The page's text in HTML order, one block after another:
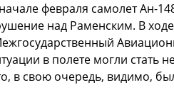
февраля самолет Ан-
над Раменским. В
в полете могли стать
в свою очередь, видимо,